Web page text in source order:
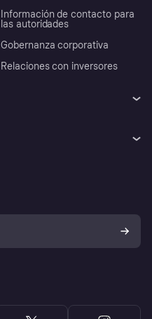
Información de contacto para
las autoridades
Gobernanza corporativa
Relaciones con inversores